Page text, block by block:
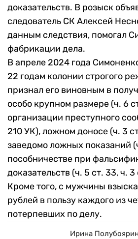
доказательств. В розыск
следователь СК Алексей
данным следствия, помогал
фабрикации дела.
В апреле 2024 года
22 годам колонии строгого
признал его виновным в
особо крупном размере (ч. 6
организации преступного
210 УК), ложном доносе (ч. 3
заведомо ложных показаний
пособничестве при
доказательств (ч. 5 ст. 33, ч.
Кроме того, с мужчины
рублей в пользу каждого из
потерпевших по делу.
Ирина